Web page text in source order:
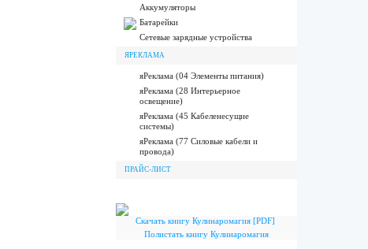
Аккумуляторы
Батарейки
Сетевые зарядные устройства
ЯРЕКЛАМА
яРеклама (04 Элементы питания)
яРеклама (28 Интерьерное
освещение)
яРеклама (45 Кабеленесущие
системы)
яРеклама (77 Силовые кабели и
провода)
ПРАЙС-ЛИСТ
Скачать книгу Кулинаромагия [PDF]
Полистать книгу Кулинаромагия